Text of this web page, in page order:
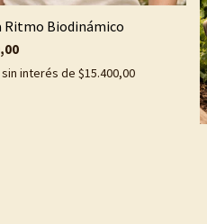
Ritmo Biodinámico
interés de $15.400,00